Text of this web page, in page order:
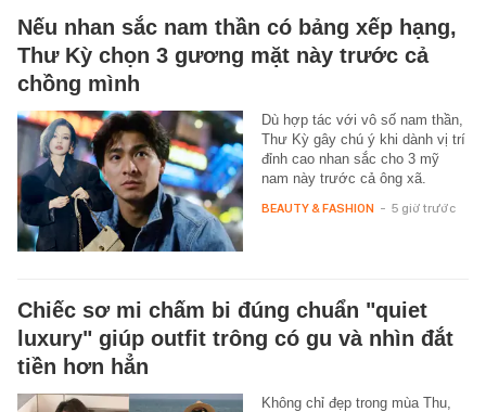
Nếu nhan sắc nam thần có bảng xếp hạng,
Thư Kỳ chọn 3 gương mặt này trước cả
chồng mình
Dù hợp tác với vô số nam thần,
Thư Kỳ gây chú ý khi dành vị trí
đỉnh cao nhan sắc cho 3 mỹ
nam này trước cả ông xã.
BEAUTY & FASHION - 5 giờ trước
Chiếc sơ mi chấm bi đúng chuẩn "quiet
luxury" giúp outfit trông có gu và nhìn đắt
tiền hơn hẳn
Không chỉ đẹp trong mùa Thu,